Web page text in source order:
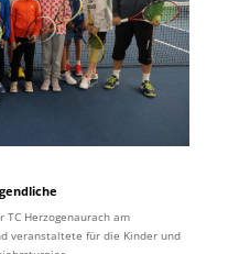
Herzogenaurach am
veranstaltete für die Kinder und